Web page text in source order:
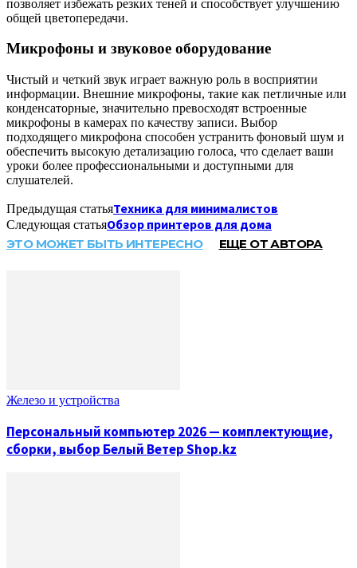
позволяет избежать резких теней и способствует улучшению
общей цветопередачи.
Микрофоны и звуковое оборудование
Чистый и четкий звук играет важную роль в восприятии
информации. Внешние микрофоны, такие как петличные или
конденсаторные, значительно превосходят встроенные
микрофоны в камерах по качеству записи. Выбор
подходящего микрофона способен устранить фоновый шум и
обеспечить высокую детализацию голоса, что сделает ваши
уроки более профессиональными и доступными для
слушателей.
Предыдущая статьяТехника для минималистов
Следующая статьяОбзор принтеров для дома
ЭТО МОЖЕТ БЫТЬ ИНТЕРЕСНО ЕЩЕ ОТ АВТОРА
Железо и устройства
Персональный компьютер 2026 — комплектующие,
сборки, выбор Белый Ветер Shop.kz